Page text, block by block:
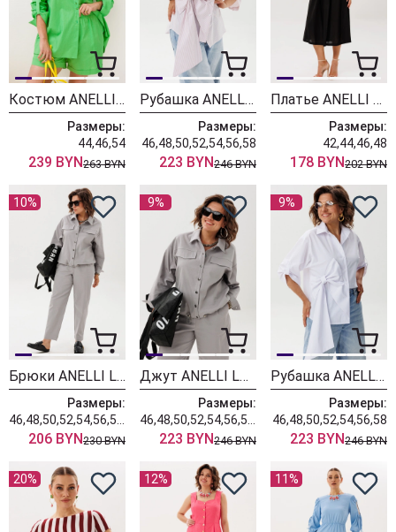
Костюм ANELLI LAUREL 1392 лайм
Размеры:
44,46,54
239 BYN263 BYN
Рубашка ANELLI LAUREL 1862 пудра бант
Размеры:
46,48,50,52,54,56,58
223 BYN246 BYN
Платье ANELLI LAUREL 1632 блэк лэйди
Размеры:
42,44,46,48
178 BYN202 BYN
10%
Брюки ANELLI LAUREL 1853 нежно серенький
Размеры:
206 BYN230 BYN
9%
Джут ANELLI LAUREL 1816 нежно серенький
Размеры:
223 BYN246 BYN
9%
Рубашка ANELLI LAUREL 1862 белоснежный бант
Размеры:
46,48,50,52,54,56,58
223 BYN246 BYN
20% 12% 11%